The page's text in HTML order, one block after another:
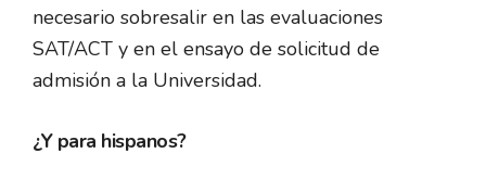
necesario sobresalir en las evaluaciones
SAT/ACT y en el ensayo de solicitud de
admisión a la Universidad.
¿Y para hispanos?